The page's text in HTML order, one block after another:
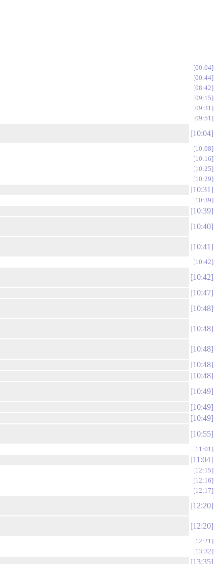
00:04
00:44
08:42
09:15
09:31
09:51
10:04
10:08
10:16
10:25
10:29
10:31
10:39
10:39
10:40
10:41
10:42
10:42
10:47
10:48
10:48
10:48
10:48
10:48
10:49
10:49
10:49
10:55
11:01
11:04
12:15
12:16
12:17
12:20
12:20
12:21
13:32
13:35